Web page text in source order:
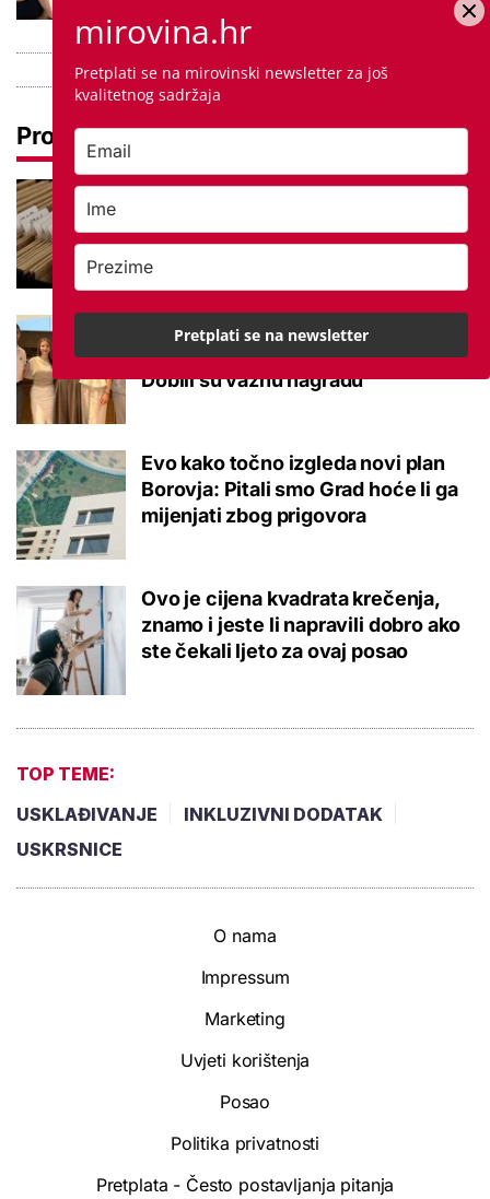
Pročitaj još
Promjena prakse za sve SC-ove,
potvrđeno
Studenti otkrili kako se obraćati
mladima kad je u pitanju alkohol:
Dobili su važnu nagradu
Evo kako točno izgleda novi plan
Borovja: Pitali smo Grad hoće li ga
mijenjati zbog prigovora
Ovo je cijena kvadrata krečenja,
znamo i jeste li napravili dobro ako
ste čekali ljeto za ovaj posao
TOP TEME:
USKLAĐIVANJE
INKLUZIVNI DODATAK
USKRSNICE
O nama
Impressum
Marketing
Uvjeti korištenja
Posao
Politika privatnosti
Pretplata - Često postavljanja pitanja
mirovina.hr
Pretplati se na mirovinski newsletter za još
kvalitetnog sadržaja
Pretplati se na newsletter